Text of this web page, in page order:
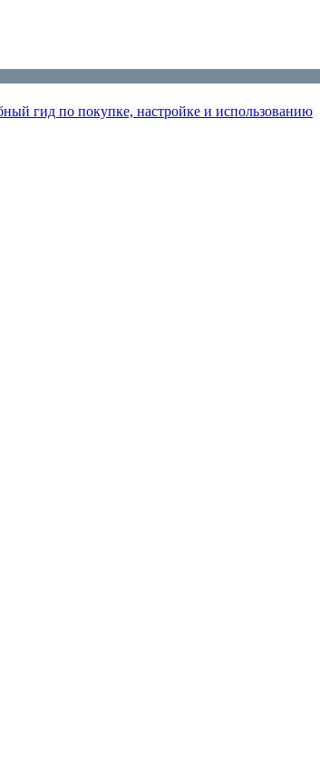
гид по покупке, настройке и использованию